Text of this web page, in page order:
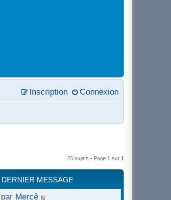
Connexion
Inscription
25 sujets • Page 1 sur 1
DERNIER MESSAGE
D
par Mercè